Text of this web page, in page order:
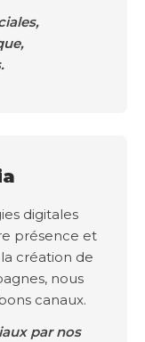
digitales
présence et
création de
nous
canaux.
par nos